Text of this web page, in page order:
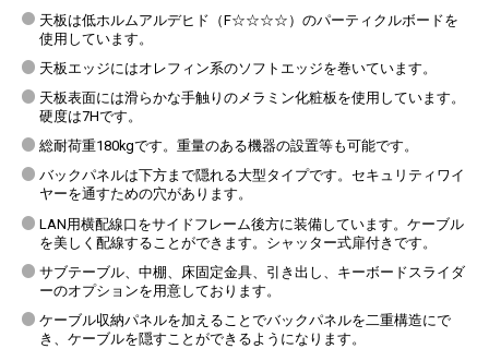
天板は低ホルムアルデヒド（F☆☆☆☆）のパーティクルボードを
使用しています。
天板エッジにはオレフィン系のソフトエッジを巻いています。
天板表面には滑らかな手触りのメラミン化粧板を使用しています。
硬度は7Hです。
総耐荷重180kgです。重量のある機器の設置等も可能です。
バックパネルは下方まで隠れる大型タイプです。セキュリティワイ
ヤーを通すための穴があります。
LAN用横配線口をサイドフレーム後方に装備しています。ケーブル
を美しく配線することができます。シャッター式扉付きです。
サブテーブル、中棚、床固定金具、引き出し、キーボードスライダ
ーのオプションを用意しております。
ケーブル収納パネルを加えることでバックパネルを二重構造にで
き、ケーブルを隠すことができるようになります。